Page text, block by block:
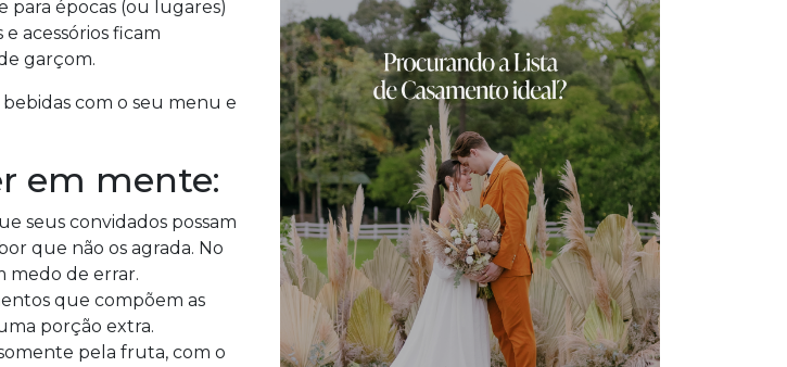
para épocas (ou lugares)
acessórios ficam
garçom.
com o seu menu e
em mente:
seus convidados possam
que não os agrada. No
medo de errar.
que compõem as
porção extra.
pela fruta, com o